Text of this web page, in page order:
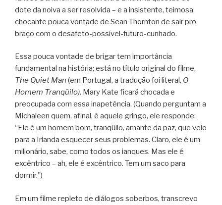
dote da noiva a ser resolvida – e a insistente, teimosa,
chocante pouca vontade de Sean Thornton de sair pro
braço com o desafeto-possível-futuro-cunhado.
Essa pouca vontade de brigar tem importância
fundamental na história; está no título original do filme,
The Quiet Man (em Portugal, a tradução foi literal, O
Homem Tranqüilo). Mary Kate ficará chocada e
preocupada com essa inapetência. (Quando perguntam a
Michaleen quem, afinal, é aquele gringo, ele responde:
“Ele é um homem bom, tranqüilo, amante da paz, que veio
para a Irlanda esquecer seus problemas. Claro, ele é um
milionário, sabe, como todos os ianques. Mas ele é
excêntrico – ah, ele é excêntrico. Tem um saco para
dormir.”)
Em um filme repleto de diálogos soberbos, transcrevo